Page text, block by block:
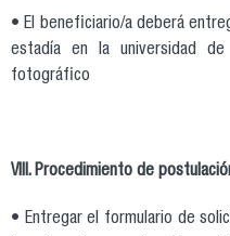
• El beneficiario/a deberá
estadía en la universidad
fotográfico
VIII. Procedimiento de
• Entregar el formulario de